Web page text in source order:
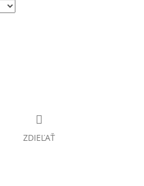
ZDIEĽAŤ